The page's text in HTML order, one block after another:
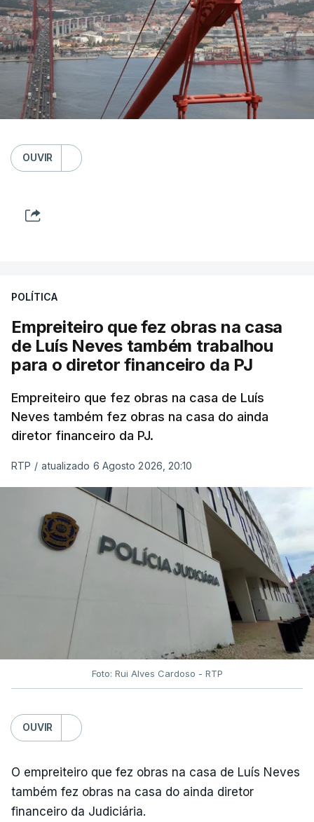
OUVIR
POLÍTICA
Empreiteiro que fez obras na casa
de Luís Neves também trabalhou
para o diretor financeiro da PJ
Empreiteiro que fez obras na casa de Luís
Neves também fez obras na casa do ainda
diretor financeiro da PJ.
RTP / atualizado 6 Agosto 2026, 20:10
Foto: Rui Alves Cardoso - RTP
OUVIR
O empreiteiro que fez obras na casa de Luís Neves
também fez obras na casa do ainda diretor
financeiro da Judiciária.